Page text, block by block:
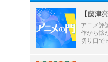
【藤津
アニメ評
作から懐
切り口で